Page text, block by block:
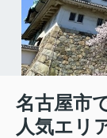
名古屋市
人気エリ